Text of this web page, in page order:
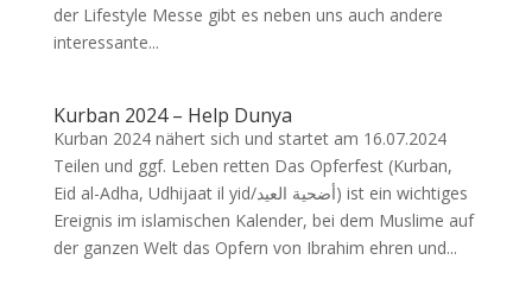
der Lifestyle Messe gibt es neben uns auch andere
interessante...
Kurban 2024 – Help Dunya
Kurban 2024 nähert sich und startet am 16.07.2024
Teilen und ggf. Leben retten Das Opferfest (Kurban,
Eid al-Adha, Udhijaat il yid/أضحية العيد) ist ein wichtiges
Ereignis im islamischen Kalender, bei dem Muslime auf
der ganzen Welt das Opfern von Ibrahim ehren und...